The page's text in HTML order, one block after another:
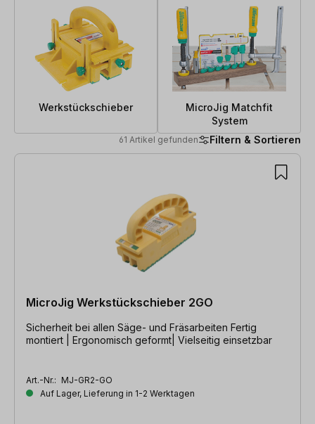
Werkstückschieber
MicroJig Matchfit
System
61 Artikel gefunden Filtern & Sortieren
61 Artikel gefunden
MicroJig Werkstückschieber 2GO
Sicherheit bei allen Säge- und Fräsarbeiten Fertig
montiert | Ergonomisch geformt| Vielseitig einsetzbar
Art.-Nr.: MJ-GR2-GO
Auf Lager, Lieferung in 1-2 Werktagen